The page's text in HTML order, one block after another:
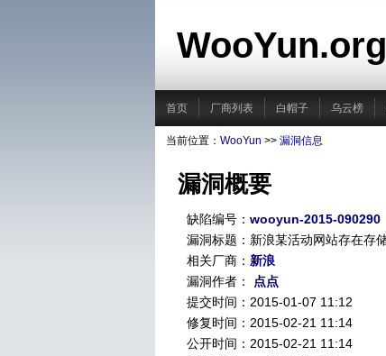
WooYun.org
首页 厂商列表 白帽子 乌云榜
当前位置： WooYun >> 漏洞信息
漏洞概要
缺陷编号： wooyun-2015-090290
漏洞标题：新浪某活动网站存在存
相关厂商： 新浪
漏洞作者：
点点
提交时间：2015-01-07 11:12
修复时间：2015-02-21 11:14
公开时间：2015-02-21 11:14